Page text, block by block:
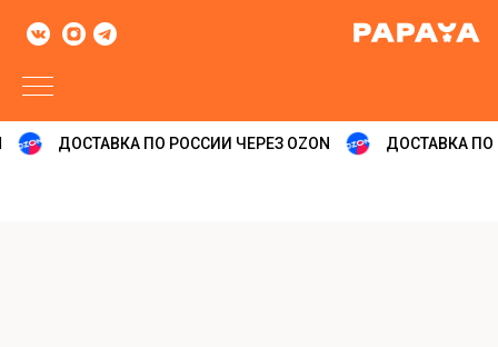
ДОСТАВКА ПО РОССИИ ЧЕРЕЗ OZON ДОСТАВКА ПО